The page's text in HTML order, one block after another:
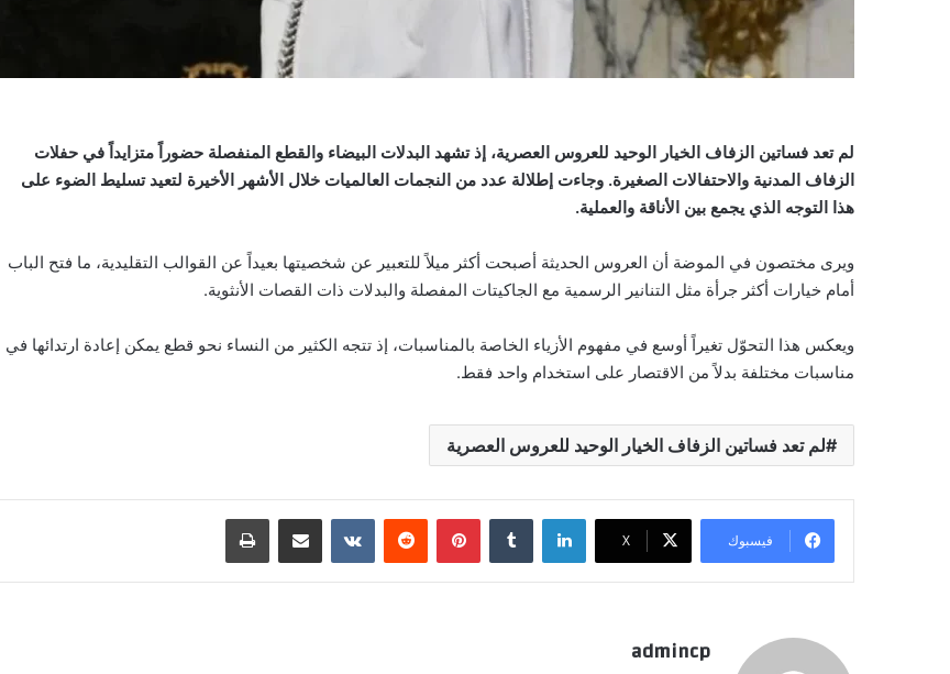
لم تعد فساتين الزفاف الخيار الوحيد للعروس العصرية، إذ تشهد البدلات البيضاء والقطع المنفصلة حضوراً متزايداً في حفلات
الزفاف المدنية والاحتفالات الصغيرة. وجاءت إطلالة عدد من النجمات العالميات خلال الأشهر الأخيرة لتعيد تسليط الضوء على
هذا التوجه الذي يجمع بين الأناقة والعملية.
ويرى مختصون في الموضة أن العروس الحديثة أصبحت أكثر ميلاً للتعبير عن شخصيتها بعيداً عن القوالب التقليدية، ما فتح الباب
أمام خيارات أكثر جرأة مثل التنانير الرسمية مع الجاكيتات المفصلة والبدلات ذات القصات الأنثوية.
ويعكس هذا التحوّل تغيراً أوسع في مفهوم الأزياء الخاصة بالمناسبات، إذ تتجه الكثير من النساء نحو قطع يمكن إعادة ارتدائها في
مناسبات مختلفة بدلاً من الاقتصار على استخدام واحد فقط.
لم تعد فساتين الزفاف الخيار الوحيد للعروس العصرية
فيسبوك ‫X
لينكدإن بينتيريست
admincp